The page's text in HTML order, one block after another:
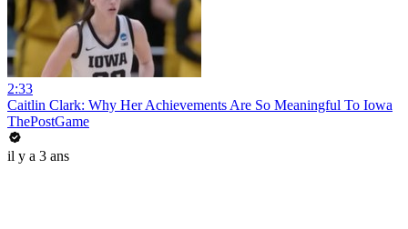
2:33
Caitlin Clark: Why Her Achievements Are So Meaningful To Iowa
ThePostGame
il y a 3 ans